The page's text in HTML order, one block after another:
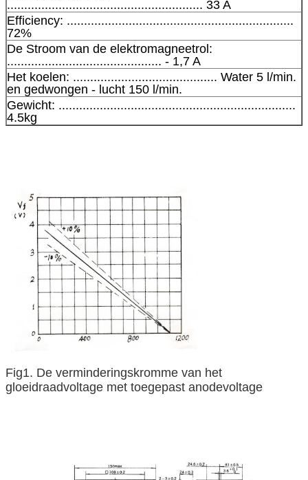
......................................................... 33 A
Efficiency: ..................................................................
72%
De Stroom van de elektromagneetrol:
............................................. - 1,7 A
Het koelen: .......................................... Water 5 l/min.
en gedwongen - lucht 150 l/min.
Gewicht: .....................................................................
4.5kg
Fig1. De verminderingskromme van het
gloeidraadvoltage met toegepast anodevoltage